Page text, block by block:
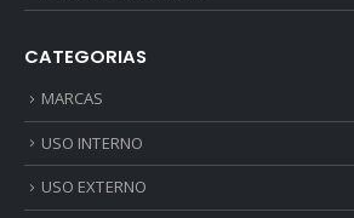
CATEGORIAS
MARCAS
USO INTERNO
USO EXTERNO